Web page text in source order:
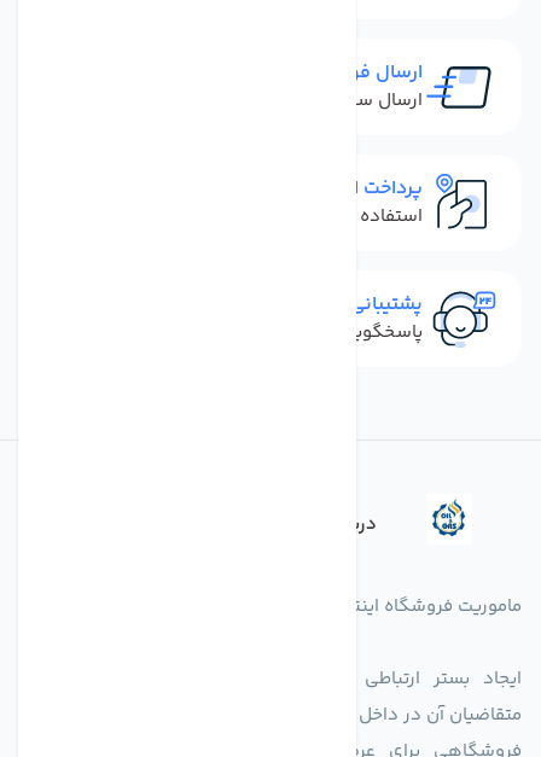
ارسال فوری
ارسال سفارش در کمترین زمان ممکن
پرداخت امن
استفاده از روش‌های پرداخت امن
پشتیبانی سریع
پاسخگویی سریع به تماس‌ها و پیام‌ها
درباره فروشگاه
ماموریت فروشگاه اینترنتی اکسین شاپ بدین شرح می باشد.
ایجاد بستر ارتباطی بین دارندگان کالاهای تخصصی است با
متقاضیان آن در داخل کشور.